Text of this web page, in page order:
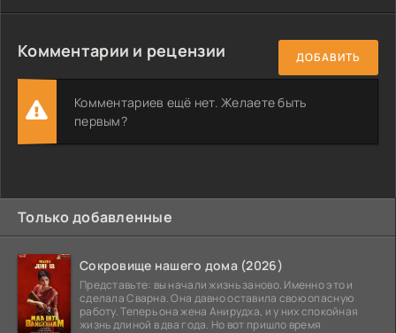
Комментарии и рецензии ДОБАВИТЬ
Комментариев ещё нет. Желаете быть
первым?
Только добавленные
Сокровище нашего дома (2026)
Представьте: вы начали жизнь заново. Именно это и
сделала Сварна. Она давно оставила свою опасную
работу. Теперь она жена Анирудха, и у них спокойная
жизнь длиной в два года. Но вот пришло время